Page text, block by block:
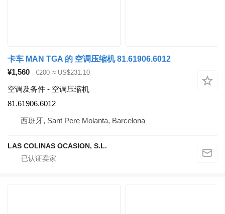
卡车 MAN TGA 的 空调压缩机 81.61906.6012
¥1,560
€200 ≈ US$231.10
空调及备件 - 空调压缩机
81.61906.6012
西班牙, Sant Pere Molanta, Barcelona
LAS COLINAS OCASION, S.L.